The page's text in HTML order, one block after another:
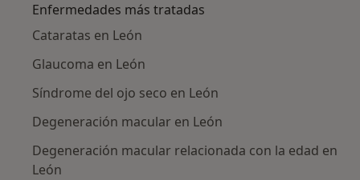
Enfermedades más tratadas
Cataratas en León
Glaucoma en León
Síndrome del ojo seco en León
Degeneración macular en León
Degeneración macular relacionada con la edad en
León